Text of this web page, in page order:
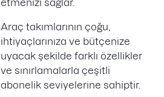
etmenizi sağlar.
Araç takımlarının çoğu,
ihtiyaçlarınıza ve bütçenize
uyacak şekilde farklı özellikler
ve sınırlamalarla çeşitli
abonelik seviyelerine sahiptir.